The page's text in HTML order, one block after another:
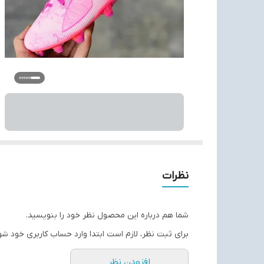
نظرات
شما هم درباره این محصول نظر خود را بنویسید.
برای ثبت نظر، لازم است ابتدا وارد حساب کاربری خود